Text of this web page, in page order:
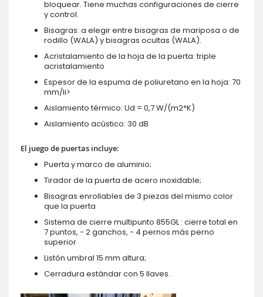
bloquear. Tiene muchas configuraciones de cierre
y control.
Bisagras: a elegir entre bisagras de mariposa o de
rodillo (WALA) y bisagras ocultas (WALA).
Acristalamiento de la hoja de la puerta: triple
acristalamiento
Espesor de la espuma de poliuretano en la hoja: 70
mm/li>
Aislamiento térmico: Ud = 0,7 W/(m2*K)
Aislamiento acústico: 30 dB
El juego de puertas incluye:
Puerta y marco de aluminio;
Tirador de la puerta de acero inoxidable;
Bisagras enrollables de 3 piezas del mismo color
que la puerta
Sistema de cierre multipunto 855GL : cierre total en
7 puntos, - 2 ganchos, - 4 pernos más perno
superior
Listón umbral 15 mm altura;
Cerradura estándar con 5 llaves.